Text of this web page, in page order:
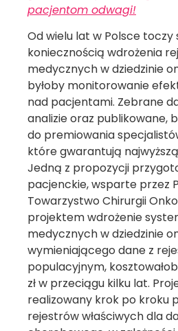
pacjentom odwagi!
Od wielu lat w Polsce toczy
koniecznością wdrożenia
medycznych w dziedzinie
byłoby monitorowanie
nad pacjentami. Zebrane
analizie oraz publikowane,
do premiowania
które gwarantują najwyższą
Jedną z propozycji
pacjenckie, wsparte przez
Towarzystwo Chirurgii
projektem wdrożenie
medycznych w dziedzinie
wymieniającego dane z
populacyjnym,
zł w przeciągu kilku lat.
realizowany krok po kroku
rejestrów właściwych dla